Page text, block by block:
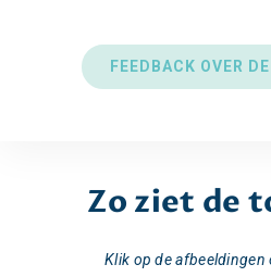
FEEDBACK OVER
Zo ziet de
Klik op de afbeeldingen